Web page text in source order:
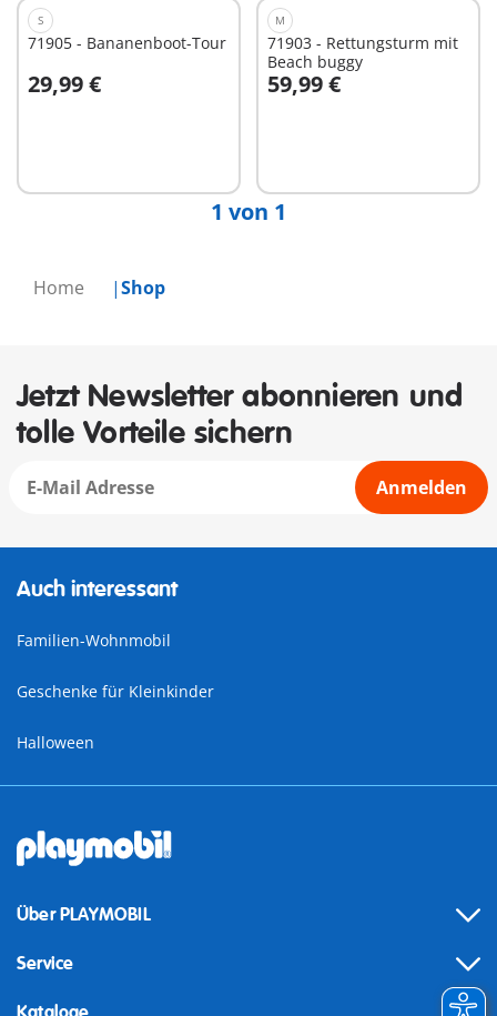
Home Shop
S
71905 - Bananenboot-Tour
29,99 €
In den Warenkorb
M
71903 - Rettungsturm mit
Beach buggy
59,99 €
In den Warenkorb
1 von 1
Jetzt Newsletter abonnieren und
tolle Vorteile sichern
Anmelden
Auch interessant
Familien-Wohnmobil
Geschenke für Kleinkinder
Halloween
Über PLAYMOBIL
Service